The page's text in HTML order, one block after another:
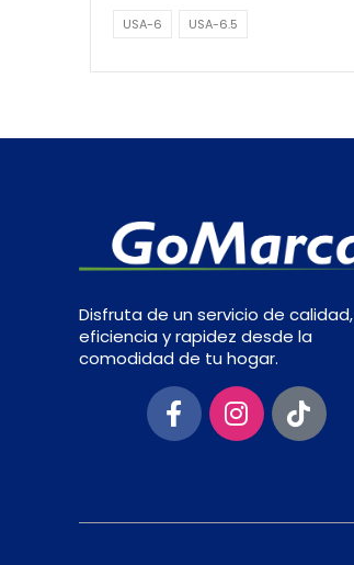
USA-6 USA-6.5
Disfruta de un servicio de calidad,
eficiencia y rapidez desde la
comodidad de tu hogar.